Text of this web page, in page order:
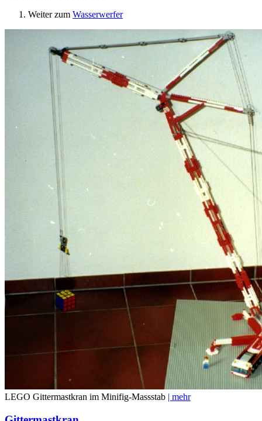
Weiter zum Wasserwerfer
LEGO Gittermastkran im Minifig-Massstab | mehr